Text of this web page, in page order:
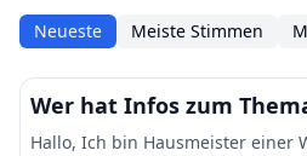
Neueste Meiste Stimmen
Wer hat Infos zum
Hallo, Ich bin Hausmeister einer Wohnanlage. Bisher war